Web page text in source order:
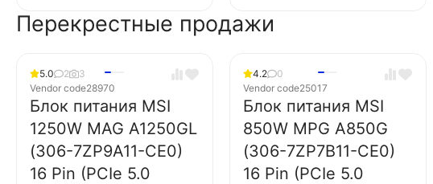
Перекрестные продажи
5.0 2
3
Vendor code28970
Блок питания MSI
1250W MAG A1250GL
(306-7ZP9A11-CE0)
16 Pin (PCIe 5.0
4.2
0
Vendor code25017
Блок питания MSI
850W MPG A850G
(306-7ZP7B11-CE0)
16 Pin (PCIe 5.0